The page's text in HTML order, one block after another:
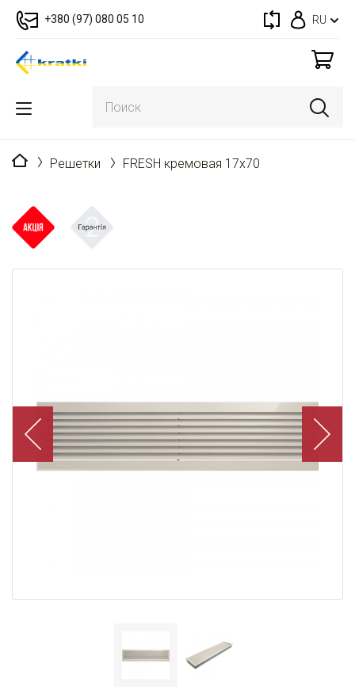
+380 (97) 080 05 10 RU
Главная
Решетки FRESH кремовая 17x70